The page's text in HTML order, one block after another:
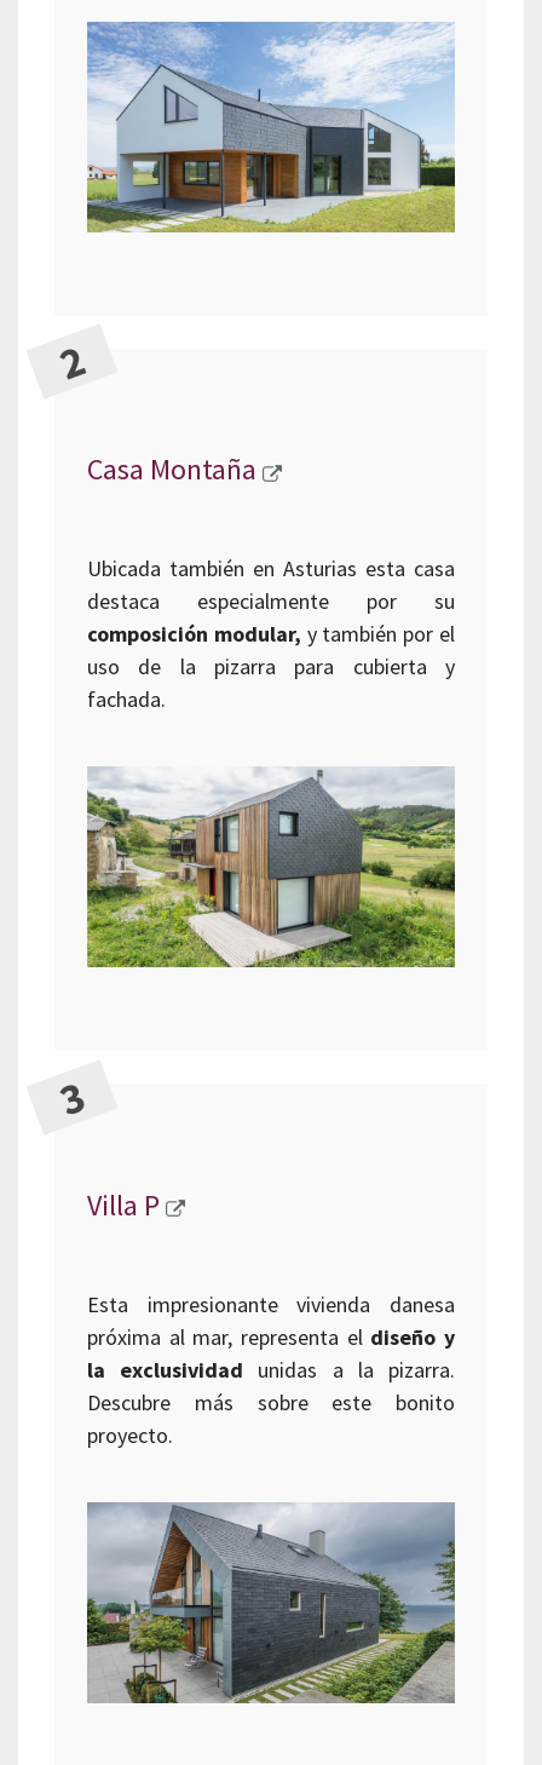
Casa Montaña
Ubicada también en Asturias esta casa
destaca especialmente por su
composición modular, y también por el
uso de la pizarra para cubierta y
fachada.
Villa P
Esta impresionante vivienda danesa
próxima al mar, representa el diseño y
la exclusividad unidas a la pizarra.
Descubre más sobre este bonito
proyecto.